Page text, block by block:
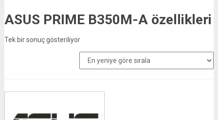
ASUS PRIME B350M-A özellikleri
Tek bir sonuç gösteriliyor